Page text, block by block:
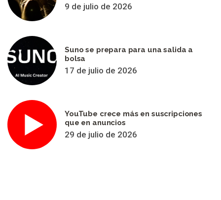
9 de julio de 2026
Suno se prepara para una salida a
bolsa
17 de julio de 2026
YouTube crece más en suscripciones
que en anuncios
29 de julio de 2026